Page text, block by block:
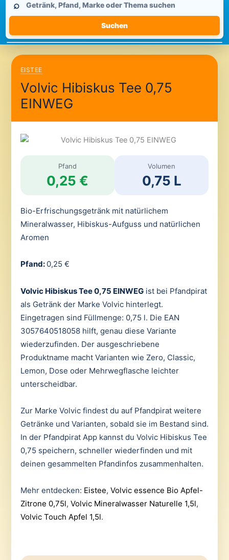
durchsuchen
⌕
Suchen
EISTEE
Volvic Hibiskus Tee 0,75
EINWEG
Pfand
0,25 €
Volumen
0,75 L
Bio-Erfrischungsgetränk mit natürlichem
Mineralwasser, Hibiskus-Aufguss und natürlichen
Aromen
Pfand: 0,25 €
Volvic Hibiskus Tee 0,75 EINWEGist bei Pfandpirat
als Getränk der Marke Volvic hinterlegt.
Eingetragen sind Füllmenge: 0,75 l. Die EAN
3057640518058 hilft, genau diese Variante
wiederzufinden. Der ausgeschriebene
Produktname macht Varianten wie Zero, Classic,
Lemon, Dose oder Mehrwegflasche leichter
unterscheidbar.
Zur Marke Volvic findest du auf Pfandpirat weitere
Getränke und Varianten, sobald sie im Bestand sind.
In der Pfandpirat App kannst du Volvic Hibiskus Tee
0,75 speichern, schneller wiederfinden und mit
deinen gesammelten Pfandinfos zusammenhalten.
Mehr entdecken: Eistee, Volvic essence Bio Apfel-
Zitrone 0,75l, Volvic Mineralwasser Naturelle 1,5l,
Volvic Touch Apfel 1,5l.